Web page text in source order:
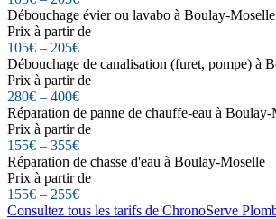
Débouchage évier ou lavabo à Boulay-Moselle
Prix à partir de
105€ – 205€
Débouchage de canalisation (furet, pompe) à
Prix à partir de
280€ – 400€
Réparation de panne de chauffe-eau à Boulay-
Prix à partir de
155€ – 355€
Réparation de chasse d'eau à Boulay-Moselle
Prix à partir de
155€ – 255€
Consultez tous les tarifs de ChronoServe